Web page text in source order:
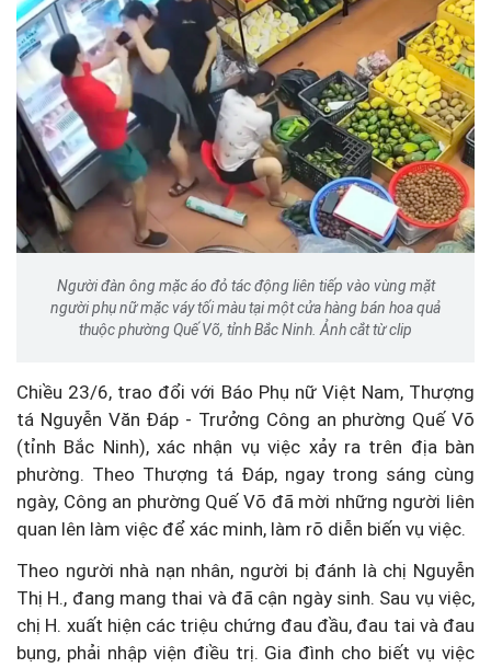
Người đàn ông mặc áo đỏ tác động liên tiếp vào vùng mặt
người phụ nữ mặc váy tối màu tại một cửa hàng bán hoa quả
thuộc phường Quế Võ, tỉnh Bắc Ninh. Ảnh cắt từ clip
Chiều 23/6, trao đổi với Báo Phụ nữ Việt Nam, Thượng
tá Nguyễn Văn Đáp - Trưởng Công an phường Quế Võ
(tỉnh Bắc Ninh), xác nhận vụ việc xảy ra trên địa bàn
phường. Theo Thượng tá Đáp, ngay trong sáng cùng
ngày, Công an phường Quế Võ đã mời những người liên
quan lên làm việc để xác minh, làm rõ diễn biến vụ việc.
Theo người nhà nạn nhân, người bị đánh là chị Nguyễn
Thị H., đang mang thai và đã cận ngày sinh. Sau vụ việc,
chị H. xuất hiện các triệu chứng đau đầu, đau tai và đau
bụng, phải nhập viện điều trị. Gia đình cho biết vụ việc